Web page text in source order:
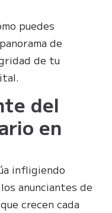
puedes
de
de tu
del
en
infligiendo
anunciantes de
crecen cada